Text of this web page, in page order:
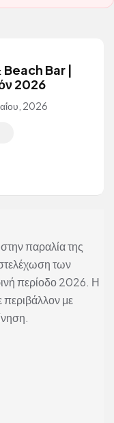
Beach Bar |
2026
2026
παραλία της
των
περίοδο 2026. Η
με